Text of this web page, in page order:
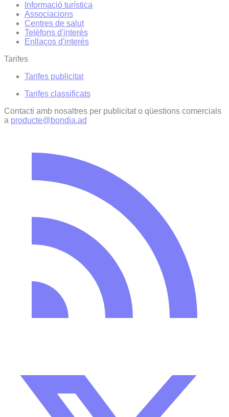
Informació turística
Associacions
Centres de salut
Telèfons d'interès
Enllaços d'interés
Tarifes
Tarifes publicitat
Tarifes classificats
Contacti amb nosaltres per publicitat o qüestions comercials
a producte@bondia.ad